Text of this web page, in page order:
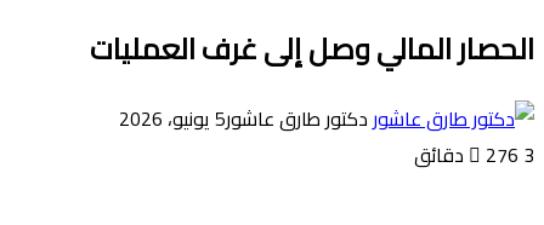
الحصار المالي وصل إلى غرف العمليات
دكتور طارق عاشور5 يونيو، 2026
276 3 دقائق